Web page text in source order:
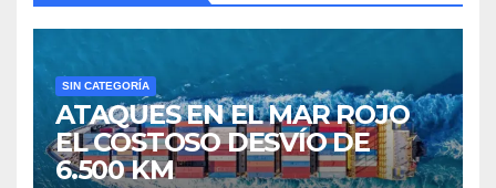
SIN CATEGORÍA
ATAQUES EN EL MAR ROJO
EL COSTOSO DESVÍO DE
6.500 KM